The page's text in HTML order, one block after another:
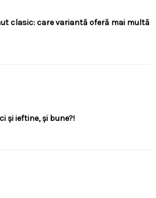
clasic: care variantă oferă mai multă
și ieftine, și bune?!